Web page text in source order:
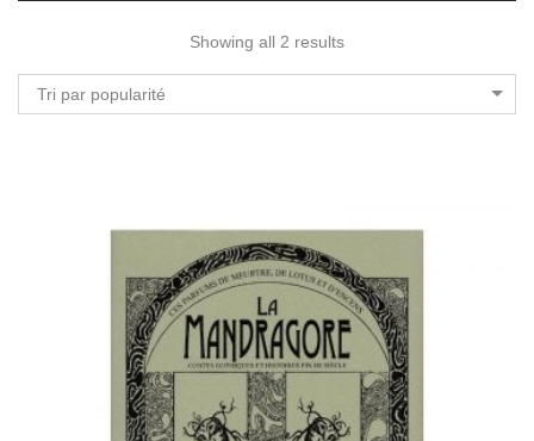
Showing all 2 results
Tri par popularité